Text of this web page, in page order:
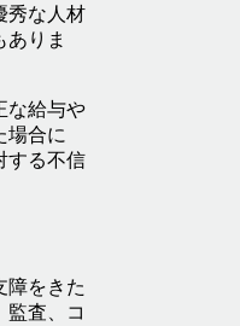
秀な人材
ありま
な給与や
場合に
する不信
障をきた
監査、コ